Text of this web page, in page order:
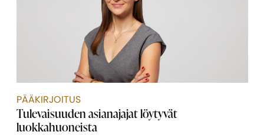
PÄÄKIRJOITUS
Tulevaisuuden asianajajat löytyvät
luokkahuoneista